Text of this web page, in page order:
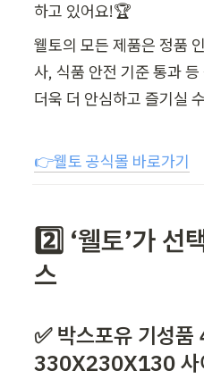
하고 있어요!🏆
웰토의 모든 제품은 정품
사, 식품 안전 기준 통과
더욱 더 안심하고 즐기실
👉웰토 공식몰 바로가기
2️⃣ ‘웰토’가 선
스
✅ 박스포유 기성품
330X230X130 사